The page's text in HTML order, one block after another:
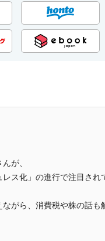
が、
ス化」の進行で注目され
がら、消費税や株の話も